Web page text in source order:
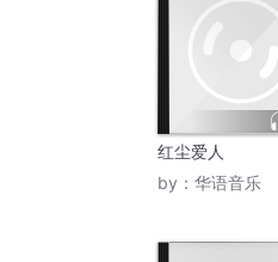
红尘爱人
by： 华语音乐